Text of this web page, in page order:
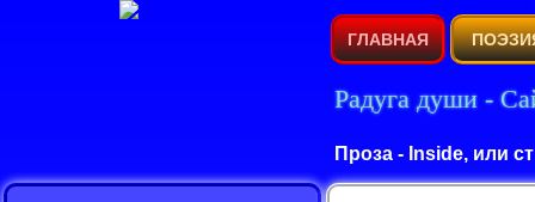
ГЛАВНАЯ
Радуга души -
Проза - Inside, или